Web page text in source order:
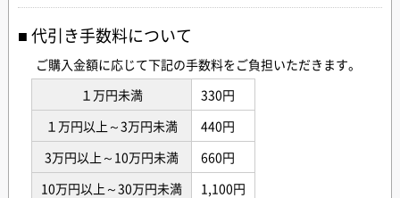
代引き手数料について
ご購入金額に応じて下記の手数料をご負担いただきます。
１万円未満
330円
１万円以上～3万円未満
440円
3万円以上～10万円未満
660円
10万円以上～30万円未満
1,100円